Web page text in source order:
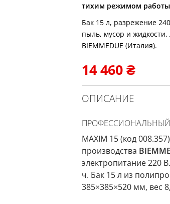
опроса
14 460₴
тихим режимом
Бак 15 л, разрежение
пыль, мусор и жидкости.
BIEMMEDUE (Италия).
ОПИСАНИЕ
ПРОФЕССИОНАЛЬНЫЙ
MAXIM 15 (код
производства
электропитание 220
ч. Бак 15 л из
385×385×520 мм, вес